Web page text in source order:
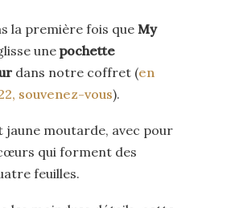
la première fois que My
unepochette
dans notre coffret (en
souvenez-vous).
jaune moutarde, avec pour
qui forment des
feuilles.